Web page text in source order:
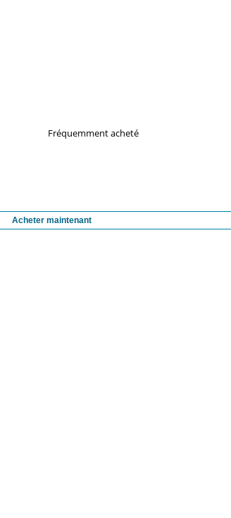
Fréquemment acheté
Acheter maintenant